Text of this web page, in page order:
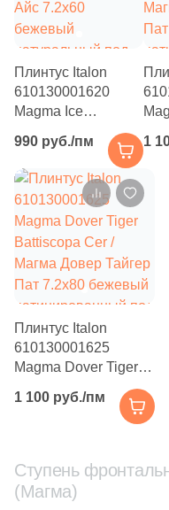
Плинтус Italon
610130001620
Magma Ice
Battiscopa / Магма
Айс 7.2x60
бежевый
натуральный под
камень
990 руб./пм 1
Плинтус Italon
610130001625
Magma Dover Tiger
Магма Довер Тайгер
Пат 7.2x80 бежевый
мрамор
1 100 руб./пм
Ступень
(Магма)